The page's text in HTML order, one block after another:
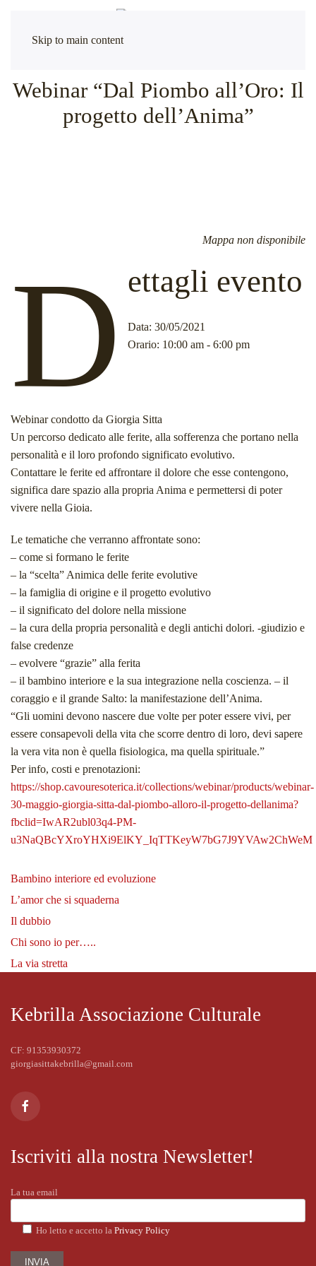
Skip to main content
Webinar “Dal Piombo all’Oro: Il
progetto dell’Anima”
Mappa non disponibile
D ettagli evento
Data: 30/05/2021
Orario: 10:00 am - 6:00 pm
Webinar condotto da Giorgia Sitta
Un percorso dedicato alle ferite, alla sofferenza che portano nella
personalità e il loro profondo significato evolutivo.
Contattare le ferite ed affrontare il dolore che esse contengono,
significa dare spazio alla propria Anima e permettersi di poter
vivere nella Gioia.
Le tematiche che verranno affrontate sono:
– come si formano le ferite
– la “scelta” Animica delle ferite evolutive
– la famiglia di origine e il progetto evolutivo
– il significato del dolore nella missione
– la cura della propria personalità e degli antichi dolori. -giudizio e
false credenze
– evolvere “grazie” alla ferita
– il bambino interiore e la sua integrazione nella coscienza. – il
coraggio e il grande Salto: la manifestazione dell’Anima.
“Gli uomini devono nascere due volte per poter essere vivi, per
essere consapevoli della vita che scorre dentro di loro, devi sapere
la vera vita non è quella fisiologica, ma quella spirituale.”
Per info, costi e prenotazioni:
https://shop.cavouresoterica.it/collections/webinar/products/webinar-
30-maggio-giorgia-sitta-dal-piombo-alloro-il-progetto-dellanima?
fbclid=IwAR2ubl03q4-PM-
u3NaQBcYXroYHXi9ElKY_IqTTKeyW7bG7J9YVAw2ChWeM
Bambino interiore ed evoluzione
L’amor che si squaderna
Il dubbio
Chi sono io per…..
La via stretta
Kebrilla Associazione Culturale
CF: 91353930372
giorgiasittakebrilla@gmail.com
Iscriviti alla nostra Newsletter!
La tua email
Ho letto e accetto la Privacy Policy